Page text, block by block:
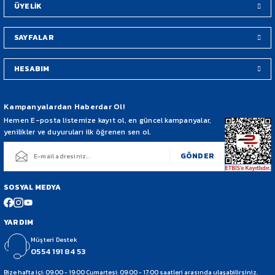
ÜYELİK
SAYFALAR
HESABIM
Kampanyalardan Haberdar Ol!
Hemen E-posta listemize kayıt ol, en güncel kampanyalar,
yenilikler ve duyuruları ilk öğrenen sen ol.
GÖNDER
SOSYAL MEDYA
YARDIM
Müşteri Destek
0554 191 84 53
Bize hafta içi: 09:00 - 19:00 Cumartesi: 09:00 - 17:00 saatleri arasında ulaşabilirsiniz.